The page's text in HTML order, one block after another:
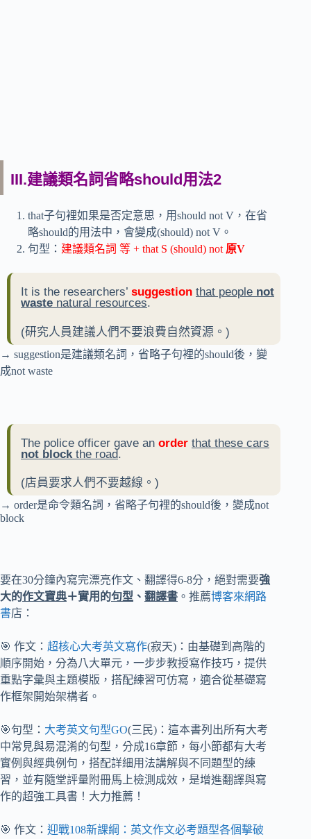
III.建議類名詞省略should用法2
that子句裡如果是否定意思，用should not V，在省
略should的用法中，會變成(should) not V。
句型： 建議類名詞 等 + that S (should) not 原V
It is the researchers’ suggestion that people not
waste natural resources.
(研究人員建議人們不要浪費自然資源。)
→ suggestion是建議類名詞，省略子句裡的should後，變
成not waste
The police officer gave an order that these cars
not block the road.
(店員要求人們不要越線。)
→ order是命令類名詞，省略子句裡的should後，變成not
block
要在30分鐘內寫完漂亮作文、翻譯得6-8分，絕對需要強
大的作文寶典＋實用的句型 、 翻譯書 。推薦博客來網路
書店：
🎯 作文： 超核心大考英文寫作(寂天)：由基礎到高階的
順序開始，分為八大單元，一步步教授寫作技巧，提供
重點字彙與主題模版，搭配練習可仿寫，適合從基礎寫
作框架開始架構者。
🎯句型： 大考英文句型GO(三民)：這本書列出所有大考
中常見與易混淆的句型，分成16章節，每小節都有大考
實例與經典例句，搭配詳細用法講解與不同題型的練
習，並有隨堂評量附冊馬上檢測成效，是增進翻譯與寫
作的超強工具書！大力推薦！
🎯 作文： 迎戰108新課綱：英文作文必考題型各個擊破